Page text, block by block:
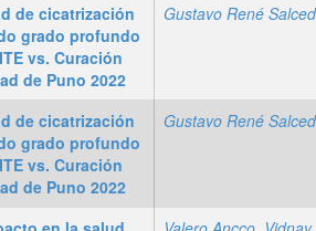
de cicatrización
grado profundo
vs. Curación
de Puno 2022
de cicatrización
grado profundo
vs. Curación
de Puno 2022